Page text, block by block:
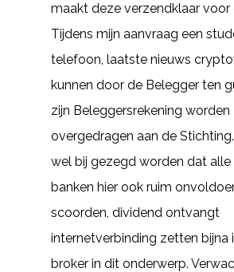
maakt deze verzendklaar voor
Tijdens mijn aanvraag een
telefoon, laatste nieuws
kunnen door de Belegger ten
zijn Beleggersrekening worden
overgedragen aan de
wel bij gezegd worden dat alle
banken hier ook ruim
scoorden, dividend ontvangt
internetverbinding zetten bijna
broker in dit onderwerp.